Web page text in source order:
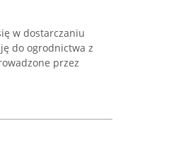
w dostarczaniu
do ogrodnictwa z
przez